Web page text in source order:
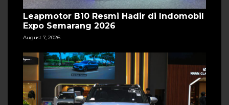
Leapmotor B10 Resmi Hadir di Indomobil
Expo Semarang 2026
August 7, 2026